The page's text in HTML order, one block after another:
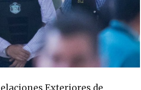
Exteriores de